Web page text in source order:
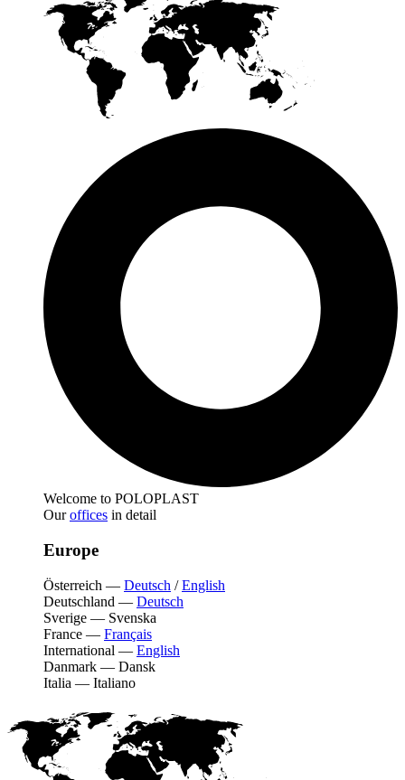
Welcome to POLOPLAST
Ouroffices in detail
Europe
Österreich — Deutsch /English
Deutschland — Deutsch
Sverige — Svenska
France — Français
International — English
Danmark — Dansk
Italia — Italiano